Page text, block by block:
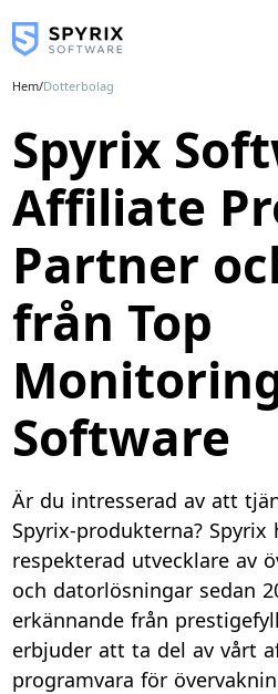
Hem/Dotterbolag
Spyrix
Affiliate
Partner
från Top
Software
Är du intresserad av att
Spyrix-produkterna? Spyrix
respekterad utvecklare av
och datorlösningar sedan
erkännande från
erbjuder att ta del av vårt
programvara för